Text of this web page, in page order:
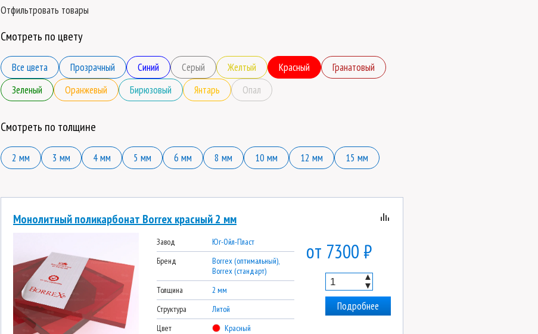
Отфильтровать товары
Смотреть по цвету
Все цвета Прозрачный Синий Серый Желтый Красный
Гранатовый
Зеленый
Оранжевый Бирюзовый Янтарь Опал
Смотреть по толщине
2 мм 3 мм 4 мм 5 мм 6 мм 8 мм 10 мм 12 мм 15 мм
Монолитный поликарбонат Borrex красный 2 мм
Завод
Юг-Ойл-Пласт
Бренд
Borrex (оптимальный),
Borrex (стандарт)
Толщина
2 мм
Структура
Литой
Цвет
Красный
от 7300 ₽
▲
▼
Подробнее